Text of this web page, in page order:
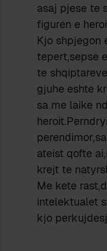
asaj pjese te
figuren e
Kjo shpjegon
tepert,sepse
te
gjuhe eshte
sa me laike
ateist qofte
krejt te
Me kete
intelektualet
kjo